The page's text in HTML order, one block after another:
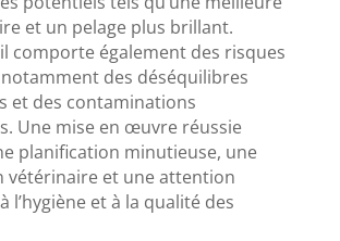
et un pelage plus brillant.
comporte également des risques
des déséquilibres
et des contaminations
Une mise en œuvre réussie
planification minutieuse, une
vétérinaire et une attention
l’hygiène et à la qualité des